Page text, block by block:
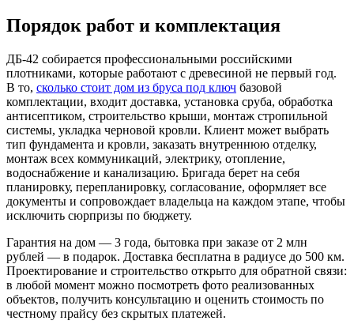
Порядок работ и комплектация
ДБ-42 собирается профессиональными российскими
плотниками, которые работают с древесиной не первый год.
В то, сколько стоит дом из бруса под ключ базовой
комплектации, входит доставка, установка сруба, обработка
антисептиком, строительство крыши, монтаж стропильной
системы, укладка черновой кровли. Клиент может выбрать
тип фундамента и кровли, заказать внутреннюю отделку,
монтаж всех коммуникаций, электрику, отопление,
водоснабжение и канализацию. Бригада берет на себя
планировку, перепланировку, согласование, оформляет все
документы и сопровождает владельца на каждом этапе, чтобы
исключить сюрпризы по бюджету.
Гарантия на дом — 3 года, бытовка при заказе от 2 млн
рублей — в подарок. Доставка бесплатна в радиусе до 500 км.
Проектирование и строительство открыто для обратной связи:
в любой момент можно посмотреть фото реализованных
объектов, получить консультацию и оценить стоимость по
честному прайсу без скрытых платежей.